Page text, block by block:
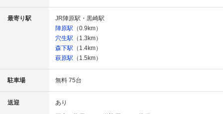
最寄り駅
JR陣原駅・黒崎駅
陣原駅 （0.9km）
穴生駅 （1.3km）
森下駅 （1.4km）
萩原駅 （1.5km）
駐車場 無料 75台
送迎
あり